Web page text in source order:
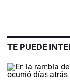
TE PUEDE